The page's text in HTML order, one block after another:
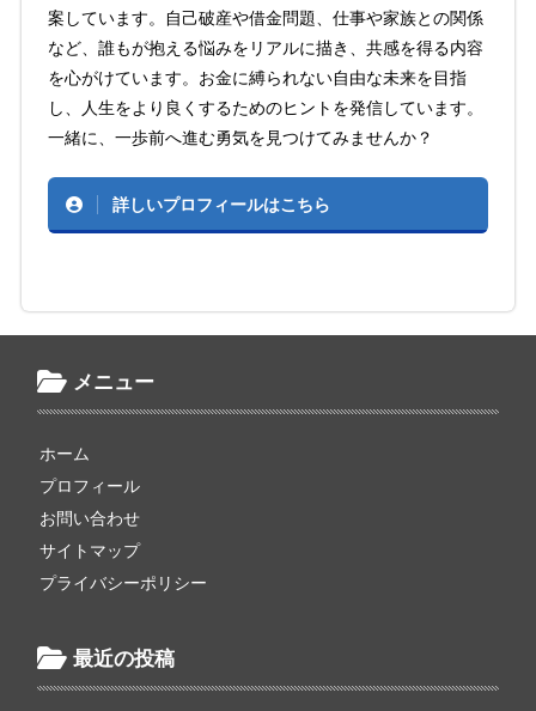
案しています。自己破産や借金問題、仕事や家族との関係
など、誰もが抱える悩みをリアルに描き、共感を得る内容
を心がけています。お金に縛られない自由な未来を目指
し、人生をより良くするためのヒントを発信しています。
一緒に、一歩前へ進む勇気を見つけてみませんか？
詳しいプロフィールはこちら
メニュー
ホーム
プロフィール
お問い合わせ
サイトマップ
プライバシーポリシー
最近の投稿